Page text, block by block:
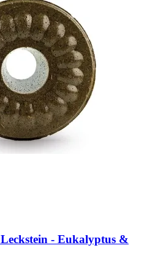
Leckstein -​ Eukalyptus &